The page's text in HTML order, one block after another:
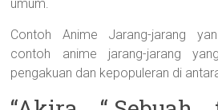
umum.
Contoh Anime Jarang-jarang
contoh anime jarang-jarang
pengakuan dan kepopuleran di